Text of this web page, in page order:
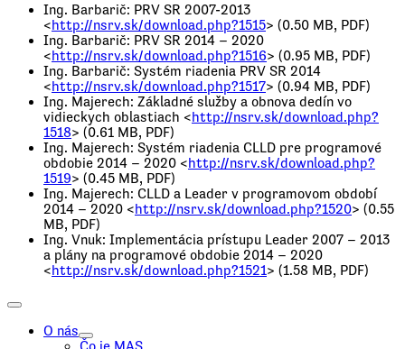
Ing. Barbarič: PRV SR 2007-2013
<http://nsrv.sk/download.php?1515> (0.50 MB, PDF)
Ing. Barbarič: PRV SR 2014 – 2020
<http://nsrv.sk/download.php?1516> (0.95 MB, PDF)
Ing. Barbarič: Systém riadenia PRV SR 2014
<http://nsrv.sk/download.php?1517> (0.94 MB, PDF)
Ing. Majerech: Základné služby a obnova dedín vo
vidieckych oblastiach <http://nsrv.sk/download.php?
1518> (0.61 MB, PDF)
Ing. Majerech: Systém riadenia CLLD pre programové
obdobie 2014 – 2020 <http://nsrv.sk/download.php?
1519> (0.45 MB, PDF)
Ing. Majerech: CLLD a Leader v programovom období
2014 – 2020 <http://nsrv.sk/download.php?1520> (0.55
MB, PDF)
Ing. Vnuk: Implementácia prístupu Leader 2007 – 2013
a plány na programové obdobie 2014 – 2020
<http://nsrv.sk/download.php?1521> (1.58 MB, PDF)
O nás
Čo je MAS